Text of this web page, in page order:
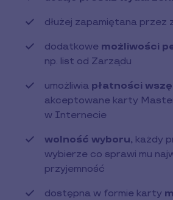
dłużej zapamiętana przez
dodatkowe możliwości
np. list od Zarządu
umożliwia płatności
akceptowane karty
w Internecie
wolność wyboru, każdy
wybierze co sprawi mu
przyjemność
dostępna w formie karty